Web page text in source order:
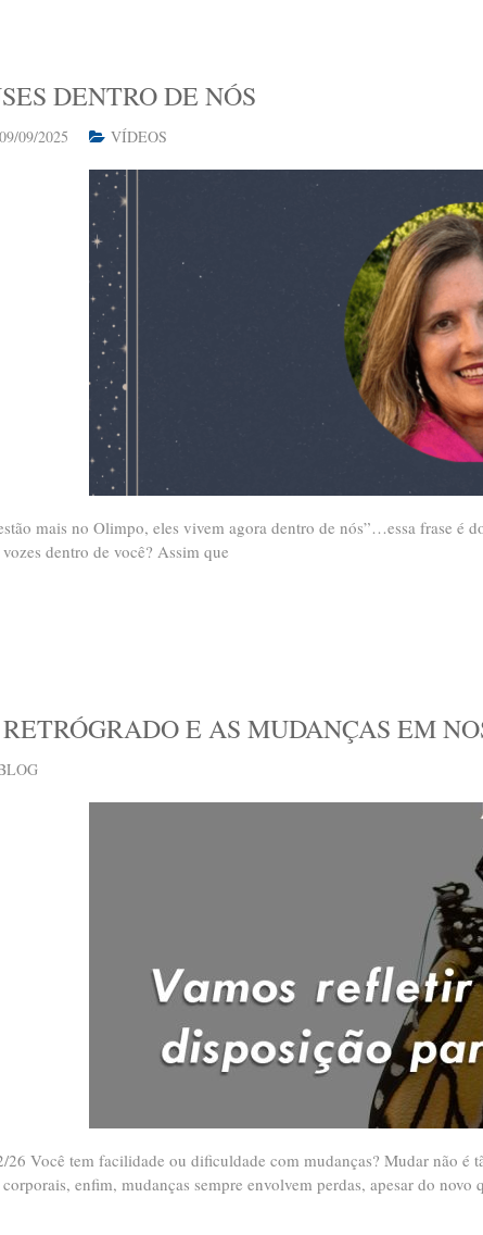
DENTRO DE NÓS
09/09/2025 VÍDEOS
mais no Olimpo, eles vivem agora dentro de nós”…essa frase
vozes dentro de você? Assim que
E AS MUDANÇAS EM
Você tem facilidade ou dificuldade com mudanças? Mudar não é
enfim, mudanças sempre envolvem perdas, apesar do novo